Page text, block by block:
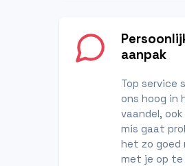
aanpak
Top service
ons hoog in
vaandel,
mis gaat
het zo goed
met je op te